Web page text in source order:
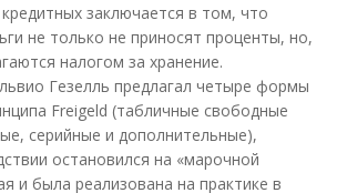
заключается в том, что
не только не приносят проценты, но,
налогом за хранение.
Гезелль предлагал четыре формы
Freigeld (табличные свободные
серийные и дополнительные),
остановился на «марочной
и была реализована на практике в